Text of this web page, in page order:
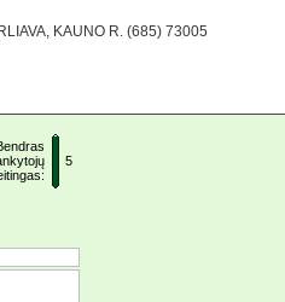
KAUNO R. (685) 73005
5